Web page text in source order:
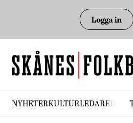
Logga in
NYHETERKULTURLEDARE